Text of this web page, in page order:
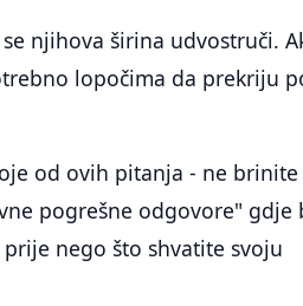
njihova širina udvostruči.
lopočima da prekriju
od ovih pitanja - ne
pogrešne odgovore" gdje
nego što shvatite svoju